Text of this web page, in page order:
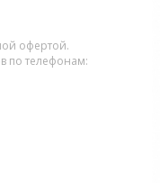
офертой.
по телефонам: